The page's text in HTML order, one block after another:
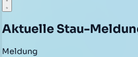
Aktuelle Stau-
Meldung